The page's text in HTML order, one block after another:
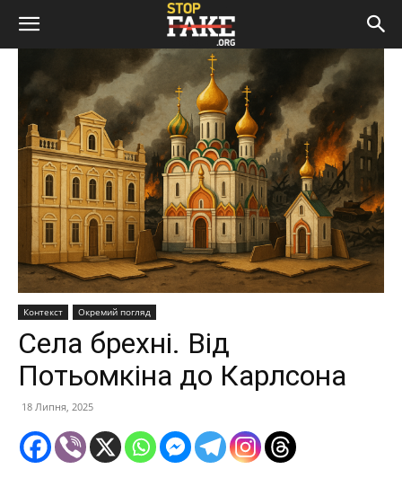
Контекст Окремий погляд
Села брехні. Від
Потьомкіна до Карлсона
18 Липня, 2025